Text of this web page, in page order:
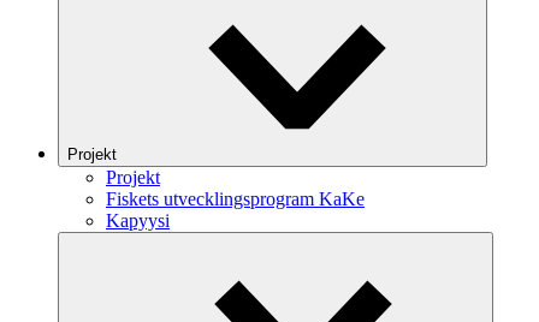
Projekt
Projekt
Fiskets utvecklingsprogram KaKe
Kapyysi